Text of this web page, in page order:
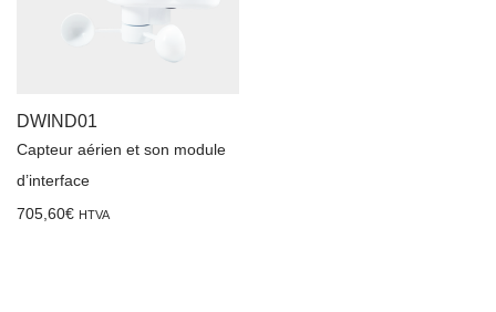
DWIND01
Capteur aérien et son module
d’interface
705,60€ HTVA